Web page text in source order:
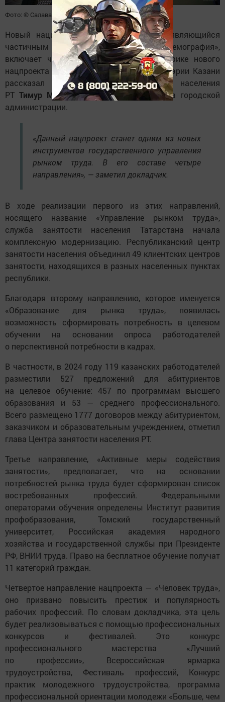
Фото: © Салават Камалетдинов / «Татар-информ»
Новый национальный проект «Кадры», являющийся
частичным продолжением нацпроекта «Демография»,
включает четыре направления. О специфике нового
нацпроекта на деловом понедельнике в мэрии Казани
рассказал директор Центра занятости населения
РТ Тимур Муллин, сообщает пресс-служба городской
администрации.
«Данный нацпроект станет одним из новых
инструментов государственного управления
рынком труда. В его составе четыре
направления», — заметил докладчик.
В ходе реализации первого из этих направлений,
носящего название «Управление рынком труда»,
служба занятости населения Татарстана начала
комплексную модернизацию. Республиканский центр
занятости населения объединил 49 клиентских центров
занятости, находящихся в разных населенных пунктах
республики.
Благодаря второму направлению, которое именуется
«Образование для рынка труда», появилась
возможность сформировать потребность в целевом
обучении на основании опроса работодателей
о перспективной потребности в кадрах.
В частности, в 2024 году 119 казанских работодателей
разместили 527 предложений для абитуриентов
на целевое обучение: 457 по программам высшего
образования и 53 — среднего профессионального.
Всего размещено 1777 договоров между абитуриентом,
заказчиком и образовательным учреждением, отметил
глава Центра занятости населения РТ.
Третье направление, «Активные меры содействия
занятости», предполагает, что на основании
потребностей рынка труда будет сформирован список
востребованных профессий. Федеральными
операторами обучения определены Институт развития
профобразования, Томский государственный
университет, Российская академия народного
хозяйства и государственной службы при Президенте
РФ, ВНИИ труда. Право на бесплатное обучение получат
11 категорий граждан.
Четвертое направление нацпроекта — «Человек труда»,
оно призвано повысить престиж и популярность
рабочих профессий. По словам докладчика, эта цель
будет реализовываться с помощью профессиональных
конкурсов и фестивалей. Это конкурс
профессионального мастерства «Лучший
по профессии», Всероссийская ярмарка
трудоустройства, Фестиваль профессий, Конкурс
практик молодежного трудоустройства, программа
профессиональной ориентации молодежи «Больше, чем